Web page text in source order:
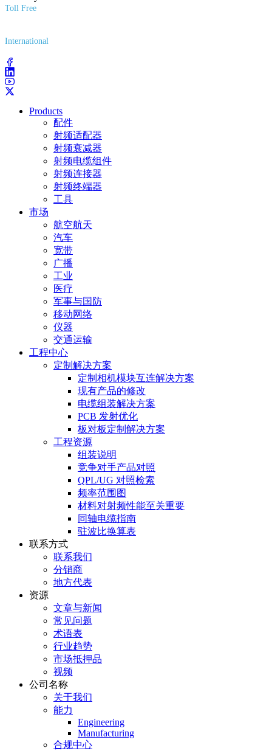
Toll Free
International
Products
配件
射频适配器
射频衰减器
射频电缆组件
射频连接器
射频终端器
工具
市场
航空航天
汽车
宽带
广播
工业
医疗
军事与国防
移动网络
仪器
交通运输
工程中心
定制解决方案
定制相机模块互连解决方案
现有产品的修改
电缆组装解决方案
PCB 发射优化
板对板定制解决方案
工程资源
组装说明
竞争对手产品对照
QPL/UG 对照检索
频率范围图
材料对射频性能至关重要
同轴电缆指南
驻波比换算表
联系方式
联系我们
分销商
地方代表
资源
文章与新闻
常见问题
术语表
行业趋势
市场抵押品
视频
公司名称
关于我们
能力
Engineering
Manufacturing
合规中心